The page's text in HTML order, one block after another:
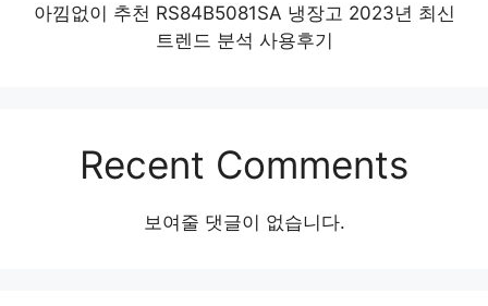
아낌없이 추천 RS84B5081SA 냉장고 2023년 최신
트렌드 분석 사용후기
Recent Comments
보여줄 댓글이 없습니다.